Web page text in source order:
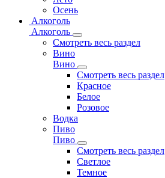
Осень
Алкоголь
Алкоголь
Смотреть весь раздел
Вино
Вино
Смотреть весь раздел
Красное
Белое
Розовое
Водка
Пиво
Пиво
Смотреть весь раздел
Cветлое
Темное